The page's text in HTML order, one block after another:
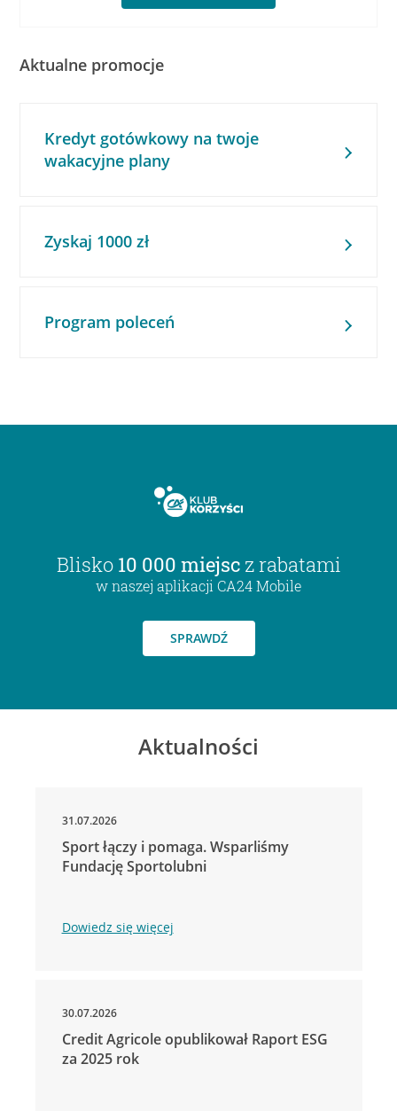
Aktualne promocje
Kredyt gotówkowy na twoje
wakacyjne plany
Zyskaj 1000 zł
Program poleceń
Blisko 10 000 miejsc z rabatami
w naszej aplikacji CA24 Mobile
SPRAWDŹ
Aktualności
31.07.2026
Sport łączy i pomaga. Wsparliśmy
Fundację Sportolubni
Dowiedz się więcej
30.07.2026
Credit Agricole opublikował Raport ESG
za 2025 rok